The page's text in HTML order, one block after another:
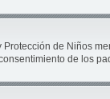
Protección de Niños
de los